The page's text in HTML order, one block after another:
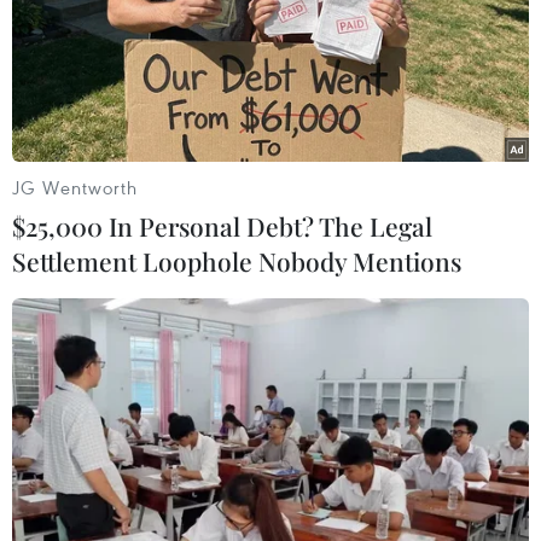
Trung Đông
30/07/2026 07:38
Cháy lớn chưa rõ nguyên nhân tại
cảng Damietta của Ai Cập
30/07/2026 00:58
Việt Nam-Burundi thúc đẩy hợp tác
giữa hai Đảng và trên nhiều lĩnh vực
29/07/2026 11:02
Phố Main ở Johannesburg: Từ "Wall
Street của Thành phố Vàng" đến đại
JG Wentworth
$25,000 In Personal Debt? The Legal
Settlement Loophole Nobody Mentions